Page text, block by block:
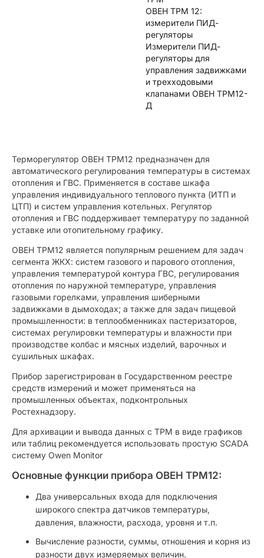
ОВЕН ТРМ 12:
измерители ПИД-
регуляторы
Измерители ПИД-
регуляторы для
управления задвижками
и трехходовыми
клапанами ОВЕН ТРМ12-
Д
Терморегулятор ОВЕН ТРМ12 предназначен для
автоматического регулирования температуры в системах
отопления и ГВС. Применяется в составе шкафа
управления индивидуального теплового пункта (ИТП и
ЦТП) и систем управления котельных. Регулятор
отопления и ГВС поддерживает температуру по заданной
уставке или отопительному графику.
ОВЕН ТРМ12 является популярным решением для задач
сегмента ЖКХ: систем газового и парового отопления,
управления температурой контура ГВС, регулирования
отопления по наружной температуре, управления
газовыми горелками, управления шиберными
задвижками в дымоходах; а также для задач пищевой
промышленности: в теплообменниках пастеризаторов,
системах регулировки температуры и влажности при
производстве колбас и мясных изделий, варочных и
сушильных шкафах.
Прибор зарегистрирован в Государственном реестре
средств измерений и может применяться на
промышленных объектах, подконтрольных
Ростехнадзору.
Для архивации и вывода данных с ТРМ в виде графиков
или таблиц рекомендуется использовать простую SCADA
систему Owen Monitor
Основные функции прибора ОВЕН ТРМ12:
Два универсальных входа для подключения
широкого спектра датчиков температуры,
давления, влажности, расхода, уровня и т.п.
Вычисление разности, суммы, отношения и корня из
разности двух измеряемых величин.